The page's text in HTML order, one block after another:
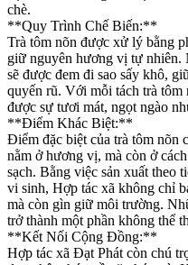
chè.
**Quy Trình Chế Biến:**
Trà tôm nõn được xử lý bằng
giữ nguyên hương vị tự nhiên.
sẽ được đem đi sao sấy khô,
quyến rũ. Với mỗi tách trà tôm
được sự tươi mát, ngọt ngào
**Điểm Khác Biệt:**
Điểm đặc biệt của trà tôm nõn
nằm ở hương vị, mà còn ở
sạch. Bằng việc sản xuất theo
vi sinh, Hợp tác xã không chỉ
mà còn gìn giữ môi trường.
trở thành một phần không thể
**Kết Nối Cộng Đồng:**
Hợp tác xã Đạt Phát còn chú